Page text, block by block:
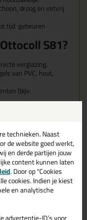
droog en vetvrij
tijd gebeuren
S81?
verglazing,
van PVC, hout,
(bijv.
RC2 of RC3
Kijk dan
die je kan
voor de
poedercoating),
technieken. Naast
de website goed werkt,
en derde partijen jouw
content kunnen laten
. Door op "Cookies
cookies. Indien je kiest
en analytische